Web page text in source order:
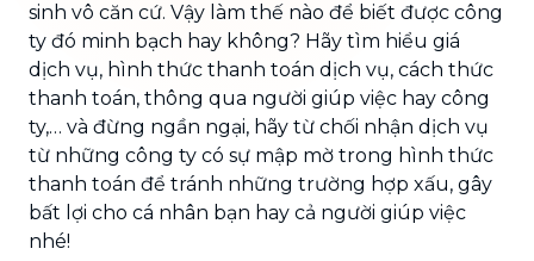
sinh vô căn cứ. Vậy làm thế nào để biết được công
ty đó minh bạch hay không? Hãy tìm hiểu giá
dịch vụ, hình thức thanh toán dịch vụ, cách thức
thanh toán, thông qua người giúp việc hay công
ty,… và đừng ngần ngại, hãy từ chối nhận dịch vụ
từ những công ty có sự mập mờ trong hình thức
thanh toán để tránh những trường hợp xấu, gây
bất lợi cho cá nhân bạn hay cả người giúp việc
nhé!